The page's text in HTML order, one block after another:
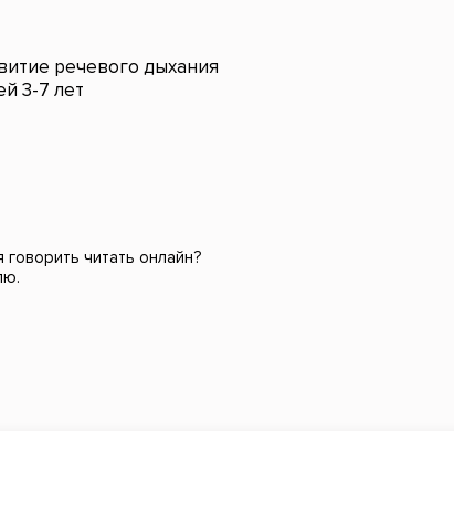
речевого дыхания
3-7 лет
читать онлайн?